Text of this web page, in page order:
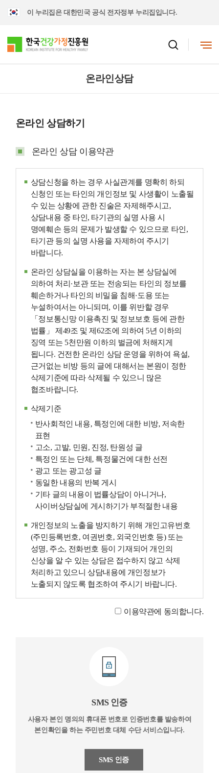
이 누리집은 대한민국 공식 전자정부 누리집입니다.
온라인상담
온라인 상담하기
온라인 상담 이용약관
상담신청을 하는 경우 사실관계를 명확히 하되
신청인 또는 타인의 개인정보 및 사생활이 노출될
수 있는 상황에 관한 진술은 자제해주시고,
상담내용 중 타인, 타기관의 실명 사용 시
명예훼손 등의 문제가 발생할 수 있으므로 타인,
타기관 등의 실명 사용을 자제하여 주시기
바랍니다.
온라인 상담실을 이용하는 자는 본 상담실에
의하여 처리·보관 또는 전송되는 타인의 정보를
훼손하거나 타인의 비밀을 침해·도용 또는
누설하여서는 아니되며, 이를 위반할 경우
「정보통신망 이용촉진 및 정보보호 등에 관한
법률」 제49조 및 제62조에 의하여 5년 이하의
징역 또는 5천만원 이하의 벌금에 처해지게
됩니다. 건전한 온라인 상담 운영을 위하여 욕설,
근거없는 비방 등의 글에 대해서는 본원이 정한
삭제기준에 따라 삭제될 수 있으니 많은
협조바랍니다.
삭제기준
반사회적인 내용, 특정인에 대한 비방, 저속한
표현
고소, 고발, 민원, 진정, 탄원성 글
특정인 또는 단체, 특정물건에 대한 선전
광고 또는 광고성 글
동일한 내용의 반복 게시
기타 글의 내용이 법률상담이 아니거나,
사이버상담실에 게시하기가 부적절한 내용
개인정보의 노출을 방지하기 위해 개인고유번호
(주민등록번호, 여권번호, 외국인번호 등) 또는
성명, 주소, 전화번호 등이 기재되어 개인의
신상을 알 수 있는 상담은 접수하지 않고 삭제
처리하고 있으니 상담내용에 개인정보가
노출되지 않도록 협조하여 주시기 바랍니다.
이용약관에 동의합니다.
SMS 인증
사용자 본인 명의의 휴대폰 번호로 인증번호를 발송하여
본인확인을 하는 주민번호 대체 수단 서비스입니다.
SMS 인증